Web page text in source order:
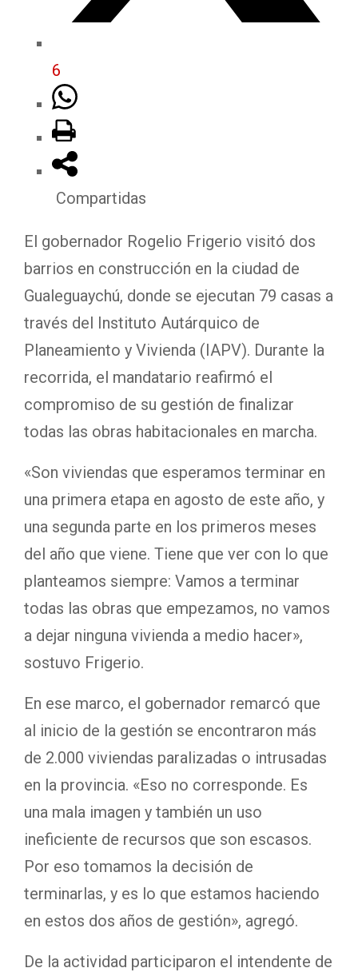
6
Compartidas
El gobernador Rogelio Frigerio visitó dos
barrios en construcción en la ciudad de
Gualeguaychú, donde se ejecutan 79 casas a
través del Instituto Autárquico de
Planeamiento y Vivienda (IAPV). Durante la
recorrida, el mandatario reafirmó el
compromiso de su gestión de finalizar
todas las obras habitacionales en marcha.
«Son viviendas que esperamos terminar en
una primera etapa en agosto de este año, y
una segunda parte en los primeros meses
del año que viene. Tiene que ver con lo que
planteamos siempre: Vamos a terminar
todas las obras que empezamos, no vamos
a dejar ninguna vivienda a medio hacer»,
sostuvo Frigerio.
En ese marco, el gobernador remarcó que
al inicio de la gestión se encontraron más
de 2.000 viviendas paralizadas o intrusadas
en la provincia. «Eso no corresponde. Es
una mala imagen y también un uso
ineficiente de recursos que son escasos.
Por eso tomamos la decisión de
terminarlas, y es lo que estamos haciendo
en estos dos años de gestión», agregó.
De la actividad participaron el intendente de